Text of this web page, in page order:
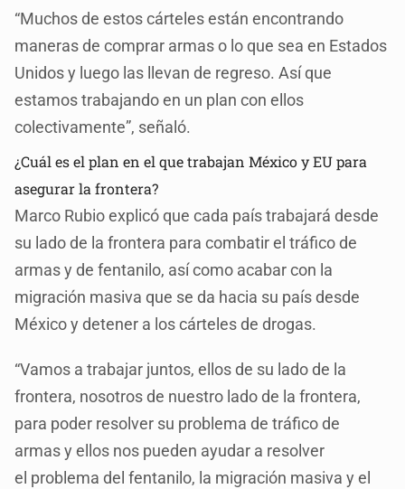
“Muchos de estos cárteles están encontrando
maneras de comprar armas o lo que sea en Estados
Unidos y luego las llevan de regreso. Así que
estamos trabajando en un plan con ellos
colectivamente”, señaló.
¿Cuál es el plan en el que trabajan México y EU para
asegurar la frontera?
Marco Rubio explicó que cada país trabajará desde
su lado de la frontera para combatir el tráfico de
armas y de fentanilo, así como acabar con la
migración masiva que se da hacia su país desde
México y detener a los cárteles de drogas.
“Vamos a trabajar juntos, ellos de su lado de la
frontera, nosotros de nuestro lado de la frontera,
para poder resolver su problema de tráfico de
armas y ellos nos pueden ayudar a resolver
el problema del fentanilo, la migración masiva y el